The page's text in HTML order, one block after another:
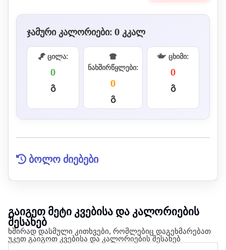
ჯამური კალორიები: 0 კკალ
ცილა:
0
გ
ნახშირწყლები:
0
გ
ცხიმი:
0
გ
ბოლო ძიებები
გაიგეთ მეტი კვებისა და კალორიების
შესახებ
ხშირად დასმული კითხვები, რომლებიც დაგეხმარებათ
უკეთ გაიგოთ კვებისა და კალორიების შესახებ